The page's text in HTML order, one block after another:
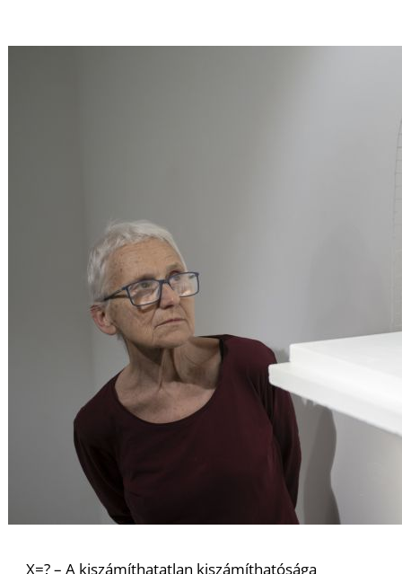
X=? – A kiszámíthatatlan kiszámíthatósága